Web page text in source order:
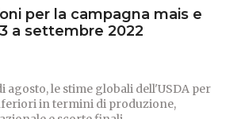
per la campagna mais e
a settembre 2022
agosto, le stime globali dell'USDA per
in termini di produzione,